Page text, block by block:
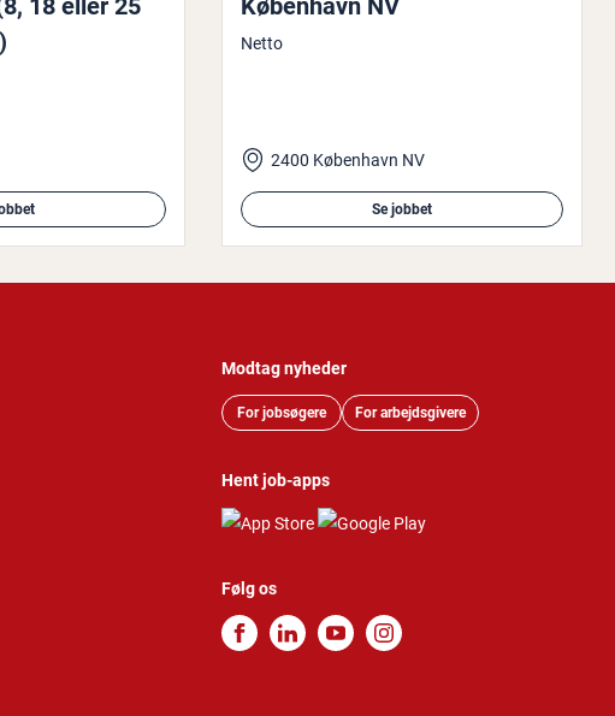
Netto
2400 København NV
Se jobbet
Modtag nyheder
For jobsøgere For arbejdsgivere
Hent job-apps
Følg os